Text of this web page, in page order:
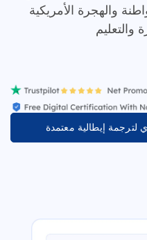
والهجرة الأمريكية
والتعليم
إيطالية معتمدة